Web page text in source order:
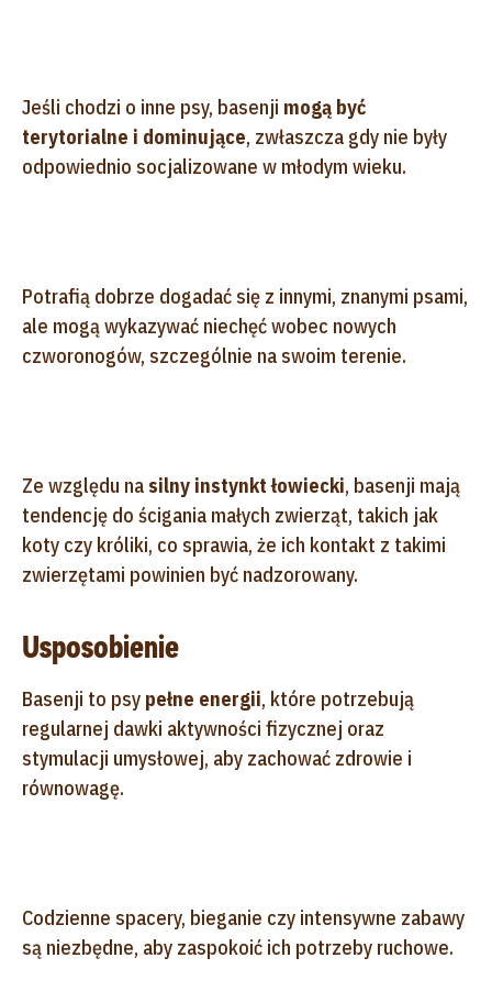
Jeśli chodzi o inne psy, basenji mogą być
terytorialne i dominujące, zwłaszcza gdy nie były
odpowiednio socjalizowane w młodym wieku.
Potrafią dobrze dogadać się z innymi, znanymi psami,
ale mogą wykazywać niechęć wobec nowych
czworonogów, szczególnie na swoim terenie.
Ze względu nasilny instynkt łowiecki, basenji mają
tendencję do ścigania małych zwierząt, takich jak
koty czy króliki, co sprawia, że ich kontakt z takimi
zwierzętami powinien być nadzorowany.
Usposobienie
Basenji to psy pełne energii, które potrzebują
regularnej dawki aktywności fizycznej oraz
stymulacji umysłowej, aby zachować zdrowie i
równowagę.
Codzienne spacery, bieganie czy intensywne zabawy
są niezbędne, aby zaspokoić ich potrzeby ruchowe.